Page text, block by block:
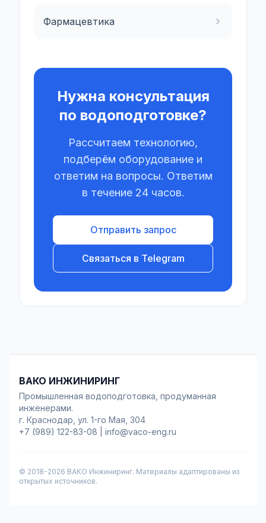
Фармацевтика
Нужна консультация
по водоподготовке?
Рассчитаем технологию,
подберём оборудование и
ответим на вопросы. Ответим
в течение 24 часов.
Отправить запрос
Связаться в Telegram
ВАКО ИНЖИНИРИНГ
Промышленная водоподготовка, продуманная
инженерами.
г. Краснодар, ул. 1-го Мая, 304
+7 (989) 122-83-08
info@vaco-eng.ru
© 2018-2026 ВАКО Инжиниринг. Материалы адаптированы из
открытых источников.